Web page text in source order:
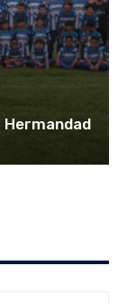
Hermandad